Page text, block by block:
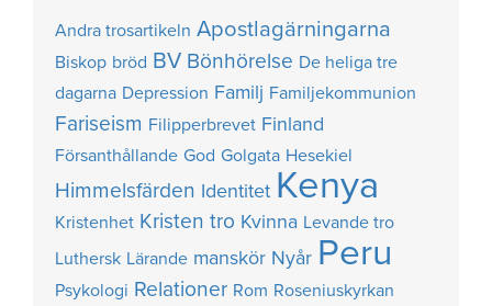
Andra trosartikeln Apostlagärningarna
Biskop bröd BV Bönhörelse De heliga tre
dagarna Depression Familj Familjekommunion
Fariseism Filipperbrevet Finland
Försanthållande God Golgata Hesekiel
Himmelsfärden Identitet Kenya
Kristenhet Kristen tro Kvinna Levande tro
Luthersk Lärande manskör Nyår Peru
Psykologi Relationer Rom Roseniuskyrkan